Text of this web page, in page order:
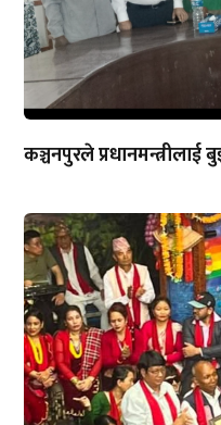
कञ्चनपुरले प्रधानमन्त्रीलाई